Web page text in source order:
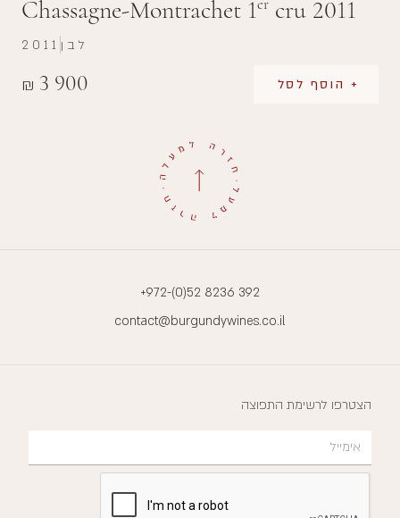
Chassagne-Montrachet 1er cru 2011
₪ 3 900 + הוסף לסל
2011 לבן
+972-(0)52 8236 392
contact@burgundywines.co.il
הצטרפו לרשימת התפוצה